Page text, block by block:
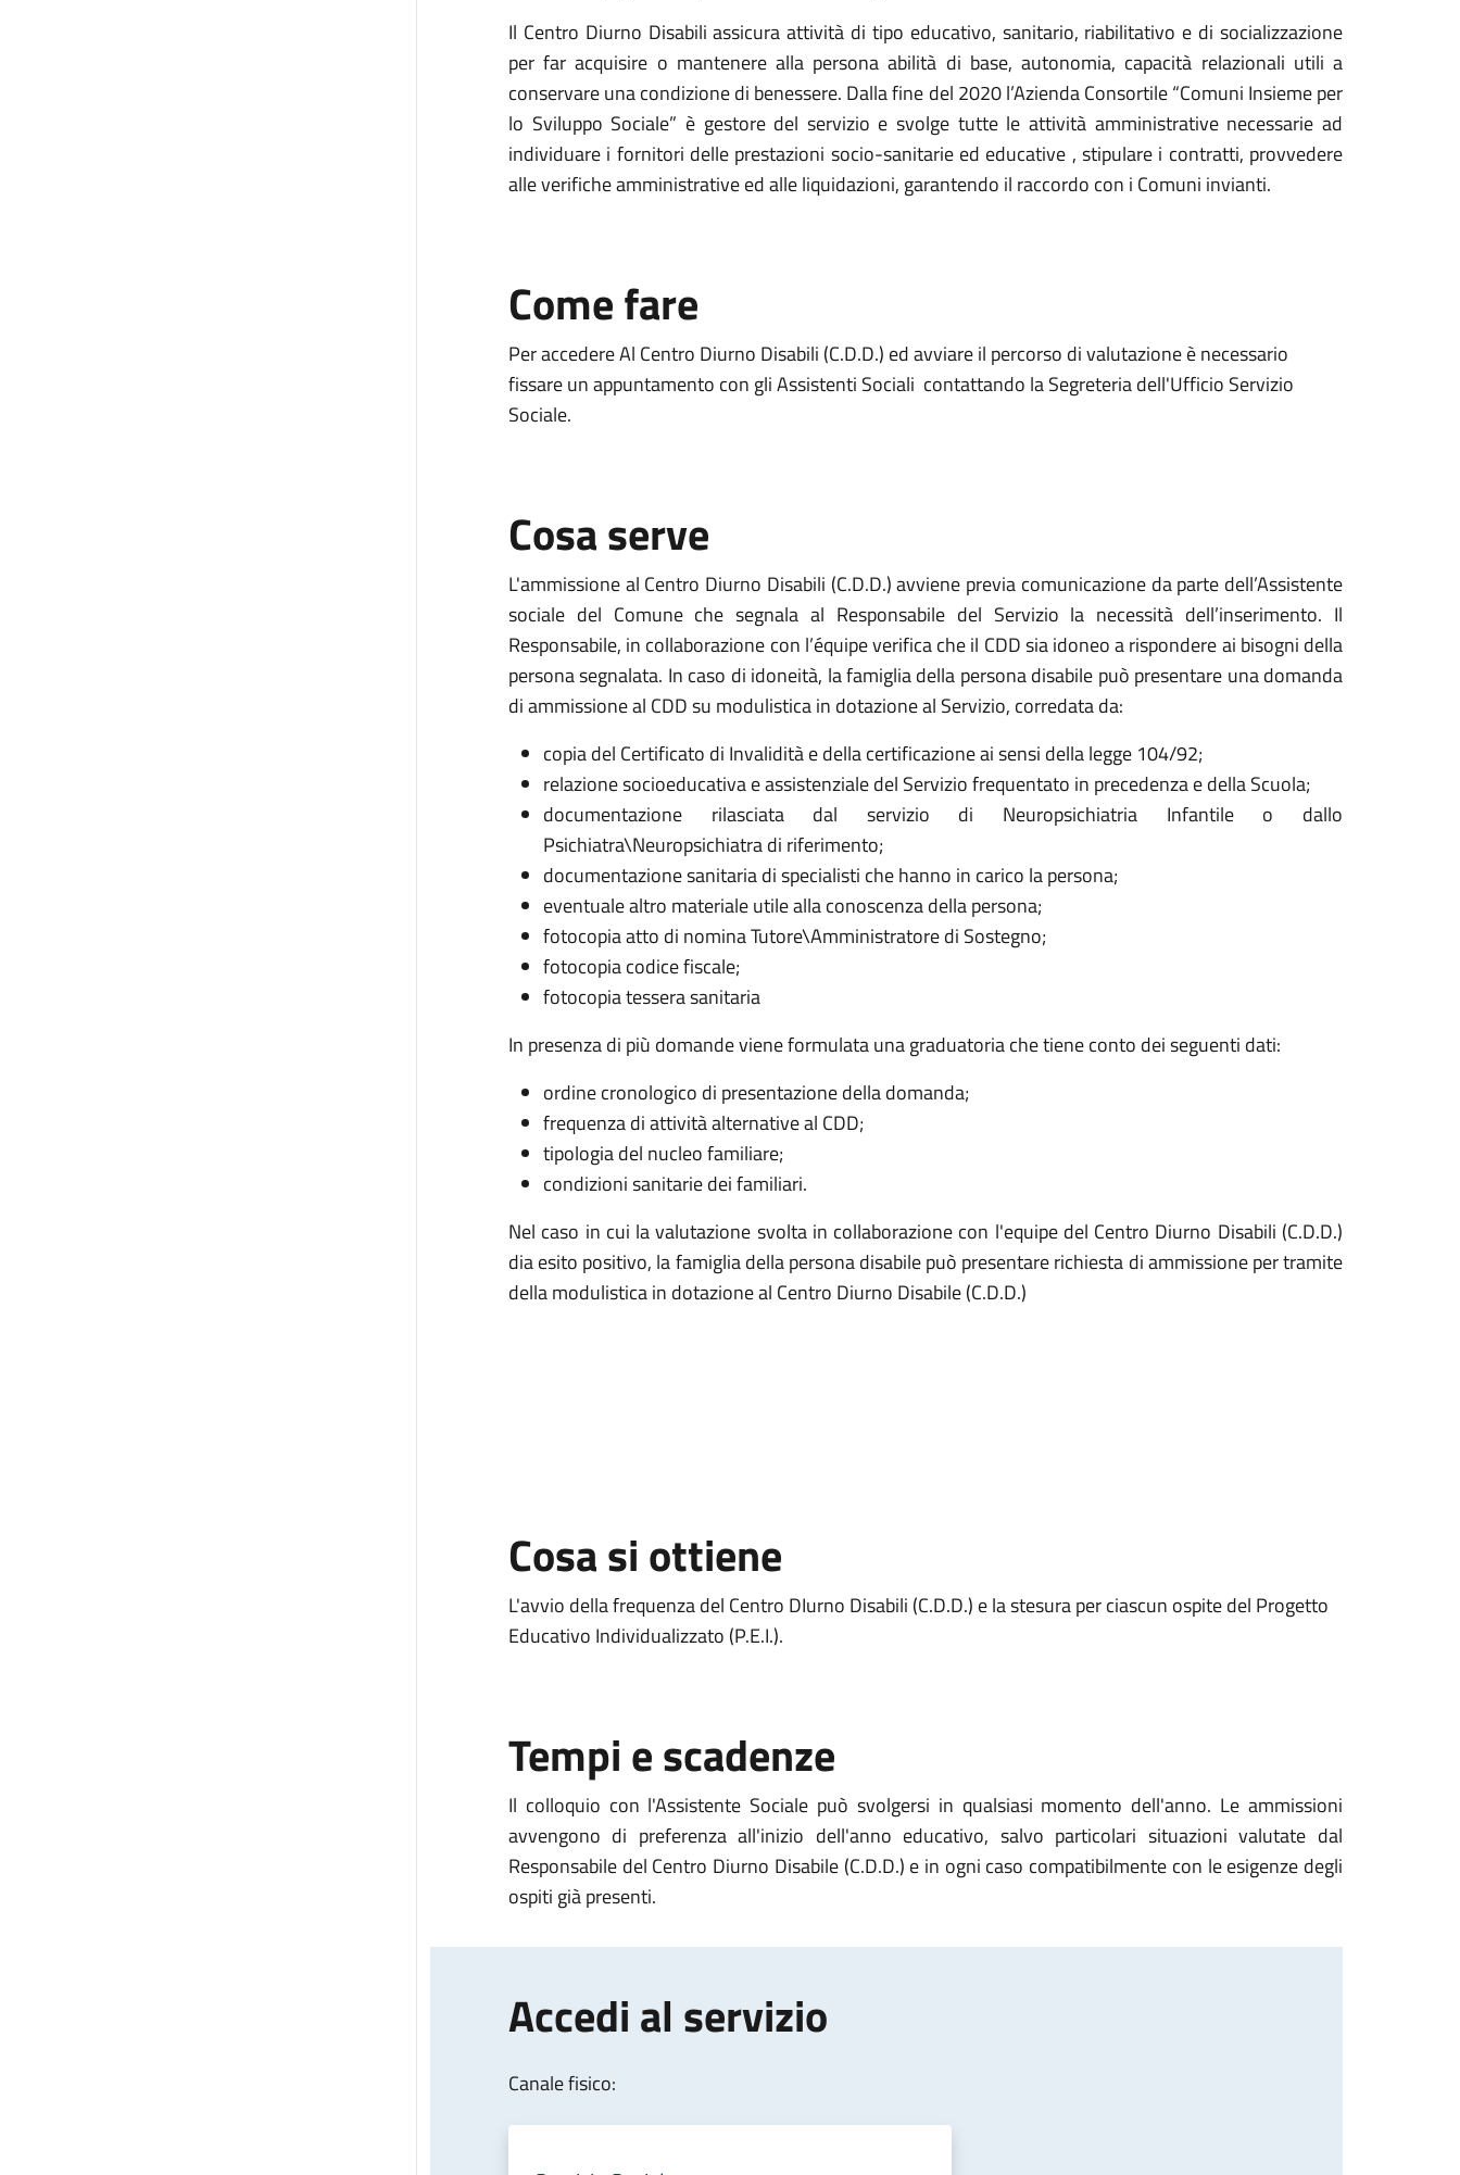
Il Centro Diurno Disabili assicura attività di tipo educativo, sanitario, riabilitativo e di socializzazione
per far acquisire o mantenere alla persona abilità di base, autonomia, capacità relazionali utili a
conservare una condizione di benessere. Dalla fine del 2020 l’Azienda Consortile “Comuni Insieme per
lo Sviluppo Sociale” è gestore del servizio e svolge tutte le attività amministrative necessarie ad
individuare i fornitori delle prestazioni socio-sanitarie ed educative , stipulare i contratti, provvedere
alle verifiche amministrative ed alle liquidazioni, garantendo il raccordo con i Comuni invianti.
Come fare
Per accedere Al Centro Diurno Disabili (C.D.D.) ed avviare il percorso di valutazione è necessario
fissare un appuntamento con gli Assistenti Sociali contattando la Segreteria dell'Ufficio Servizio
Sociale.
Cosa serve
L'ammissione al Centro Diurno Disabili (C.D.D.) avviene previa comunicazione da parte dell’Assistente
sociale del Comune che segnala al Responsabile del Servizio la necessità dell’inserimento. Il
Responsabile, in collaborazione con l’équipe verifica che il CDD sia idoneo a rispondere ai bisogni della
persona segnalata. In caso di idoneità, la famiglia della persona disabile può presentare una domanda
di ammissione al CDD su modulistica in dotazione al Servizio, corredata da:
copia del Certificato di Invalidità e della certificazione ai sensi della legge 104/92;
relazione socioeducativa e assistenziale del Servizio frequentato in precedenza e della Scuola;
documentazione rilasciata dal servizio di Neuropsichiatria Infantile o dallo
Psichiatra\Neuropsichiatra di riferimento;
documentazione sanitaria di specialisti che hanno in carico la persona;
eventuale altro materiale utile alla conoscenza della persona;
fotocopia atto di nomina Tutore\Amministratore di Sostegno;
fotocopia codice fiscale;
fotocopia tessera sanitaria
In presenza di più domande viene formulata una graduatoria che tiene conto dei seguenti dati:
ordine cronologico di presentazione della domanda;
frequenza di attività alternative al CDD;
tipologia del nucleo familiare;
condizioni sanitarie dei familiari.
Nel caso in cui la valutazione svolta in collaborazione con l'equipe del Centro Diurno Disabili (C.D.D.)
dia esito positivo, la famiglia della persona disabile può presentare richiesta di ammissione per tramite
della modulistica in dotazione al Centro Diurno Disabile (C.D.D.)
Cosa si ottiene
L'avvio della frequenza del Centro DIurno Disabili (C.D.D.) e la stesura per ciascun ospite del Progetto
Educativo Individualizzato (P.E.I.).
Tempi e scadenze
Il colloquio con l'Assistente Sociale può svolgersi in qualsiasi momento dell'anno. Le ammissioni
avvengono di preferenza all'inizio dell'anno educativo, salvo particolari situazioni valutate dal
Responsabile del Centro Diurno Disabile (C.D.D.) e in ogni caso compatibilmente con le esigenze degli
ospiti già presenti.
Accedi al servizio
Canale fisico: